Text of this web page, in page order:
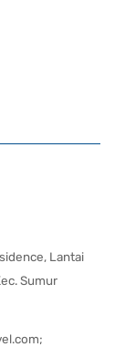
Lantai
Sumur
;